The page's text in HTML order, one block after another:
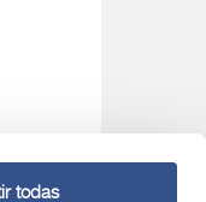
todas